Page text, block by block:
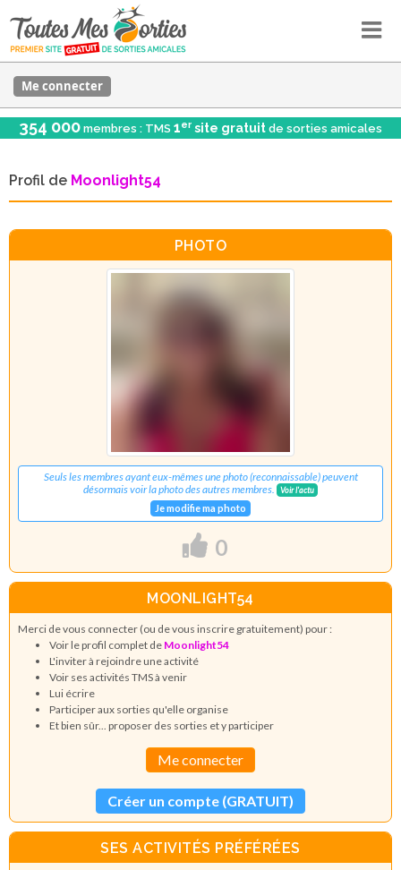
Me connecter
354 000 membres : TMS 1er site gratuit de sorties amicales
Profil de Moonlight54
PHOTO
Seuls les membres ayant eux-mêmes une photo (reconnaissable) peuvent
désormais voir la photo des autres membres.
Voir l'actu
Je modifie ma photo
0
MOONLIGHT54
Merci de vous connecter (ou de vous inscrire gratuitement) pour :
Voir le profil complet de Moonlight54
L'inviter à rejoindre une activité
Voir ses activités TMS à venir
Lui écrire
Participer aux sorties qu'elle organise
Et bien sûr... proposer des sorties et y participer
Me connecter
Créer un compte (GRATUIT)
SES ACTIVITÉS PRÉFÉRÉES